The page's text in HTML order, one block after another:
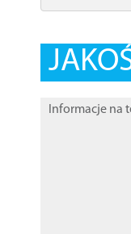
Informacje na